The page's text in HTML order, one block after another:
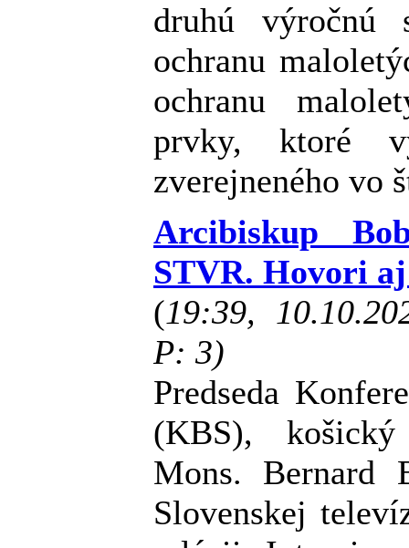
druhú výročnú
ochranu
ochranu
prvky, ktoré
zverejneného vo
Arcibiskup
STVR. Hovori
(19:39,
P: 3)
Predseda
(KBS),
Mons. Bernard
Slovenskej